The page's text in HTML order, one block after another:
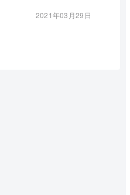
2021年03月29日